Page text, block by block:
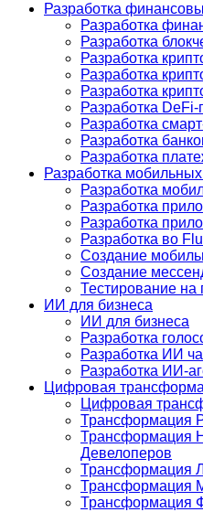
Разработка
Разработка
Разработка
Разработка
Разработка
Разработка
Разработка DeFi-
Разработка
Разработка
Разработка
Разработка
Разработка
Разработка
Разработка
Разработка во
Создание
Создание
Тестирование на
ИИ для бизнеса
ИИ для бизнеса
Разработка
Разработка ИИ
Разработка ИИ-
Цифровая
Цифровая
Трансформация
Трансформация
Девелоперов
Трансформация
Трансформация
Трансформация